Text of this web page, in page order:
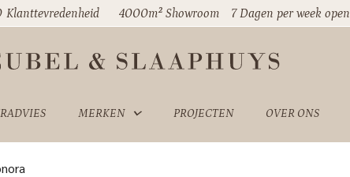
Klanttevredenheid 4000m² Showroom 7 Dagen per week open
MERKEN PROJECTEN OVER ONS